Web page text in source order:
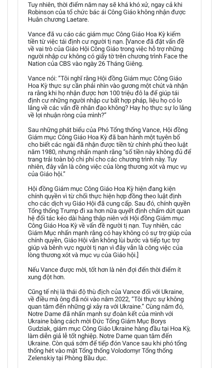
Tuy nhiên, thời điểm năm nay sẽ khá khó xử, ngay cả khi
Robinson của tổ chức bác ái Công Giáo không nhận được
Huân chương Laetare.
Vance đã vu cáo các giám mục Công Giáo Hoa Kỳ kiếm
tiền từ việc tái định cư người tị nạn. [Vance đã đặt vấn đề
về vai trò của Giáo Hội Công Giáo trong việc hỗ trợ những
người nhập cư không có giấy tờ trên chương trình Face the
Nation của CBS vào ngày 26 Tháng Giêng.
Vance nói: “Tôi nghĩ rằng Hội đồng Giám mục Công Giáo
Hoa Kỳ thực sự cần phải nhìn vào gương một chút và nhận
ra rằng khi họ nhận được hơn 100 triệu đô la để giúp tái
định cư những người nhập cư bất hợp pháp, liệu họ có lo
lắng về các vấn đề nhân đạo không? Hay họ thực sự lo lắng
về lợi nhuận ròng của mình?”
Sau những phát biểu của Phó Tổng thống Vance, Hội đồng
Giám mục Công Giáo Hoa Kỳ đã ban hành một tuyên bố
cho biết các ngài đã nhận được tiền từ chính phủ theo luật
năm 1980, nhưng nhấn mạnh rằng “số tiền này không đủ để
trang trải toàn bộ chi phí cho các chương trình này. Tuy
nhiên, đây vẫn là công việc của lòng thương xót và mục vụ
của Giáo hội.”
Hội đồng Giám mục Công Giáo Hoa Kỳ hiện đang kiện
chính quyền vì từ chối thực hiện hợp đồng theo luật định
cho các dịch vụ Giáo Hội đã cung cấp. Sau đó, chính quyền
Tổng thống Trump đi xa hơn nữa quyết định chấm dứt quan
hệ đối tác kéo dài hàng thập niên với Hội đồng Giám mục
Công Giáo Hoa Kỳ về vấn đề người tị nạn. Tuy nhiên, các
Giám Mục nhấn mạnh rằng có hay không có sự trợ giúp của
chính quyền, Giáo Hội vẫn không lùi bước và tiếp tục trợ
giúp và bênh vực người tị nạn vì đây vẫn là công việc của
lòng thương xót và mục vụ của Giáo hội.]
Nếu Vance được mời, tốt hơn là nên đợi đến thời điểm ít
xung đột hơn.
Cũng tế nhị là thái độ thù địch của Vance đối với Ukraine,
về điều mà ông đã nói vào năm 2022, “Tôi thực sự không
quan tâm đến những gì xảy ra với Ukraine.” Cùng năm đó,
Notre Dame đã nhấn mạnh sự đoàn kết của mình với
Ukraine bằng cách mời Đức Tổng Giám Mục Borys
Gudziak, giám mục Công Giáo Ukraine hàng đầu tại Hoa Kỳ,
làm diễn giả lễ tốt nghiệp. Notre Dame quan tâm đến
Ukraine. Còn quá sớm để tiếp đón Vance sau khi phó tổng
thống hét vào mặt Tổng thống Volodomyr Tổng thống
Zelenskiy tại Phòng Bầu dục.